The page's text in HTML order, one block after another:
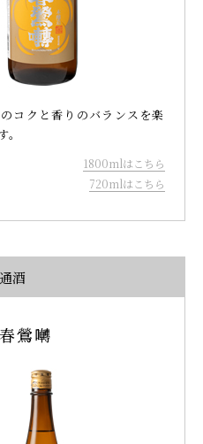
コクと香りのバランスを楽
1800mlはこちら
720mlはこちら
酒
鶯囀